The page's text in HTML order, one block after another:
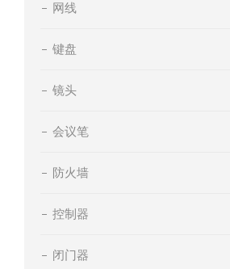
网线
键盘
镜头
会议笔
防火墙
控制器
闭门器